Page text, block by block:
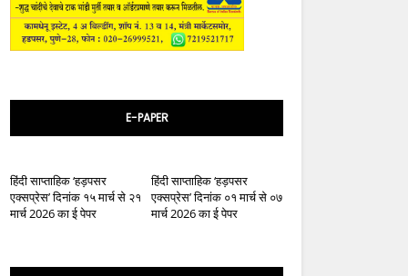
E-PAPER
हिंदी साप्ताहिक ‘हड़पसर
एक्सप्रेस’ दिनांक १५ मार्च से २१
मार्च 2026 का ई पेपर
हिंदी साप्ताहिक ‘हड़पसर
एक्सप्रेस’ दिनांक ०१ मार्च से ०७
मार्च 2026 का ई पेपर